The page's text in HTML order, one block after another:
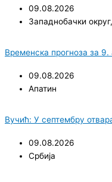
09.08.2026
Западнобачки округ,
Временска прогноза за 9.
09.08.2026
Апатин
Вучић: У септембру
09.08.2026
Србија